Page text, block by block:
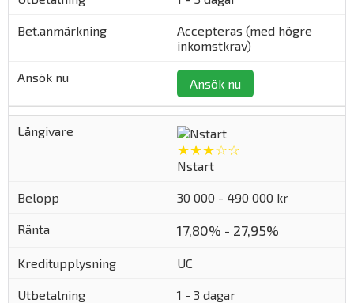
Accepteras (med högre
inkomstkrav)
Ansök nu
★★★☆☆
Nstart
30 000 - 490 000 kr
17,80% - 27,95%
UC
1 - 3 dagar